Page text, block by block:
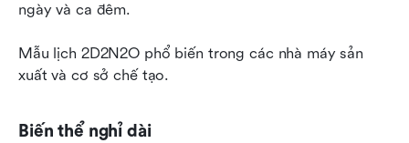
ngày và ca đêm.
Mẫu lịch 2D2N2O phổ biến trong các nhà máy sản
xuất và cơ sở chế tạo.
Biến thể nghỉ dài